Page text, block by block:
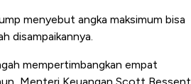
menyebut angka maksimum bisa
disampaikannya.
mempertimbangkan empat